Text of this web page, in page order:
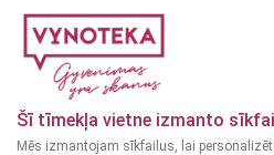
Šī tīmekļa vietne izmanto
Mēs izmantojam sīkfailus, lai
Kontakti
Par mums
Bieži uzdotie jautājumi